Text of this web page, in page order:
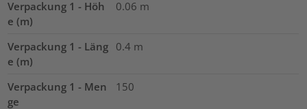
Verpackung 1 - Höh
e (m)
0.06 m
Verpackung 1 - Läng
e (m)
0.4 m
Verpackung 1 - Men
ge
150